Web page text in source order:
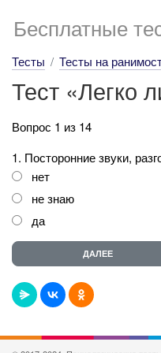
Бесплатные
Тесты Тесты на
Тест «Легко
Вопрос 1 из 14
1. Посторонние звуки,
нет
не знаю
да